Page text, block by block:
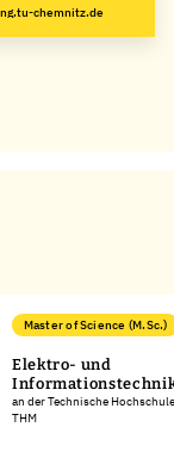
chemnitz.de
Master of Science (M.Sc.)
Elektro- und
an der Technische
THM